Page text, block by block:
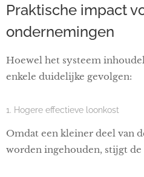
Praktische impact
ondernemingen
Hoewel het systeem
enkele duidelijke gevolgen:
1. Hogere effectieve loonkost
Omdat een kleiner deel van
worden ingehouden, stijgt